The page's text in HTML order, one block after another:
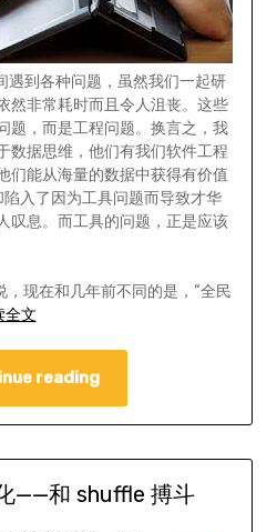
遇到各种问题，虽然我们一起研
然非常耗时而且令人沮丧。这些
题，而是工程问题。换言之，我
数据思维，他们有我们软件工程
们能从海量的数据中获得有价值
入了因为工具问题而导致才华
叹息。而工具的问题，正是应该
，现在和几年前不同的是，“全民
全文
reading
——和 shuffle 搏斗